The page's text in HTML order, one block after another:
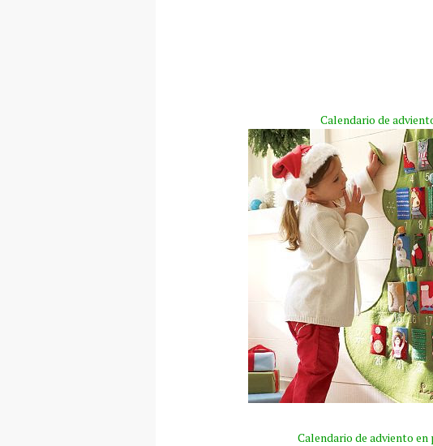
Calendario de
Calendario de adviento en